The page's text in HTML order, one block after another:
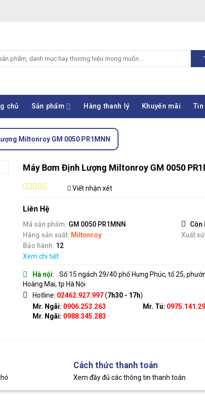
chủ Sản phẩm Hàng thanh lý Khuyến mãi
Miltonroy GM 0050 PR1MNN
Máy Bơm Định Lượng Miltonroy GM 0050
out
of
5
Viết nhận xét
Liên Hệ
Mã sản phẩm: GM 0050 PR1MNN
Còn
Hãng sản xuất: Miltonroy Xuất
Bảo hành: 12
Xem chi tiết
Hà nội:
Số 15 ngách 29/40 phố Hưng Phúc, tổ 25,
Hoàng Mai, tp Hà Nội
Hotline: 02462.927.997(7h30 - 17h)
Mr. Ngãi: 0906.253.263
Mr. Ngãi: 0988.345.283
Mr. Tú:
Cách thức thanh toán
Xem đầy đủ các thông tin thanh toán